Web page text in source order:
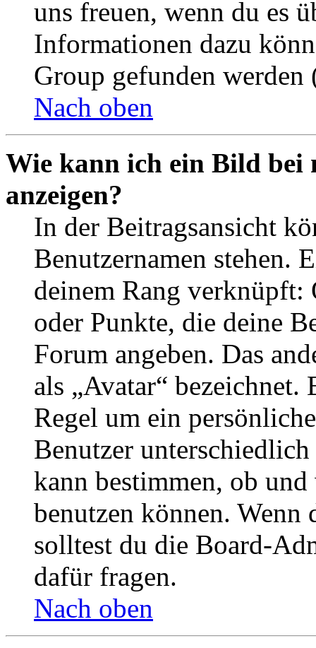
uns freuen, wenn du es
Informationen dazu
Group gefunden
Nach oben
Wie kann ich ein Bild bei
anzeigen?
In der Beitragsansicht
Benutzernamen stehen.
deinem Rang verknüpft:
oder Punkte, die deine
Forum angeben. Das
als „Avatar“
Regel um ein
Benutzer
kann bestimmen, ob
benutzen können. Wenn
solltest du die Board-
dafür fragen.
Nach oben